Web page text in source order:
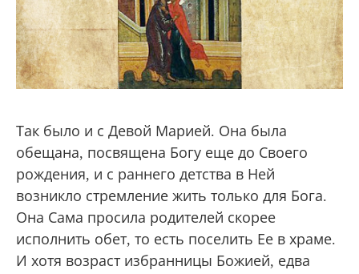
Так было и с Девой Марией. Она была
обещана, посвящена Богу еще до Своего
рождения, и с раннего детства в Ней
возникло стремление жить только для Бога.
Она Сама просила родителей скорее
исполнить обет, то есть поселить Ее в храме.
И хотя возраст избранницы Божией, едва